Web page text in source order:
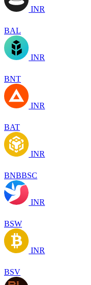
INR
BAL
INR
BNT
INR
BAT
INR
BNBBSC
INR
BSW
INR
BSV